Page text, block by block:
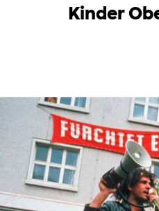
Kinder